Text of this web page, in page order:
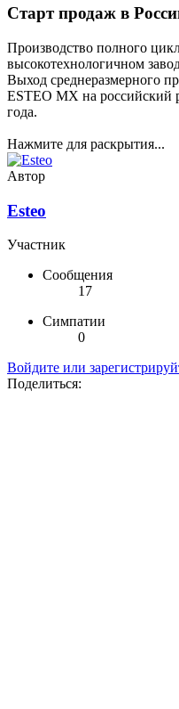
Старт продаж в
Производство полного
высокотехнологичном
Выход среднеразмерного
ESTEO MX на российский
года.
Нажмите для раскрытия...
Автор
Esteo
Участник
Сообщения
17
Симпатии
0
Войдите или
Поделиться: